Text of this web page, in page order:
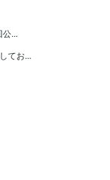
...
てお...